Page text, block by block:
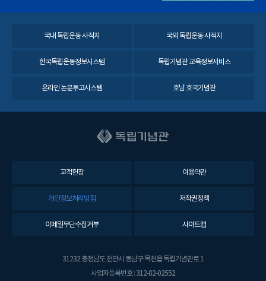
국내 독립운동 사적지 국외 독립운동 사적지
한국독립운동정보시스템 독립기념관 교육정보서비스
온라인 논문투고시스템 호남 호국기념관
고객헌장 이용약관
개인정보처리방침 저작권정책
이메일무단수집거부 사이트맵
31232 충청남도 천안시 동남구 목천읍 독립기념관로 1
사업자등록번호 : 312-82-02552